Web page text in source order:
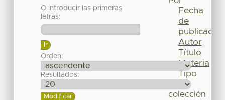
O introducir las primeras
letras:
Orden:
Resultados:
Fecha
de
publicación
Autor
Título
Materia
Tipo
colección